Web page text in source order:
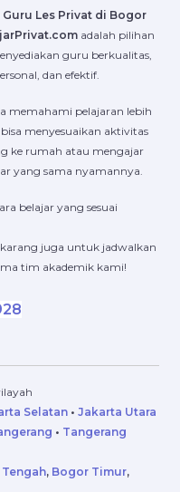
Guru Les Privat di Bogor
adalah pilihan
guru berkualitas,
dan efektif.
memahami pelajaran lebih
menyesuaikan aktivitas
ke rumah atau mengajar
yang sama nyamannya.
belajar yang sesuai
juga untuk jadwalkan
tim akademik kami!
Selatan• Jakarta Utara
• Tangerang
, Bogor Timur,